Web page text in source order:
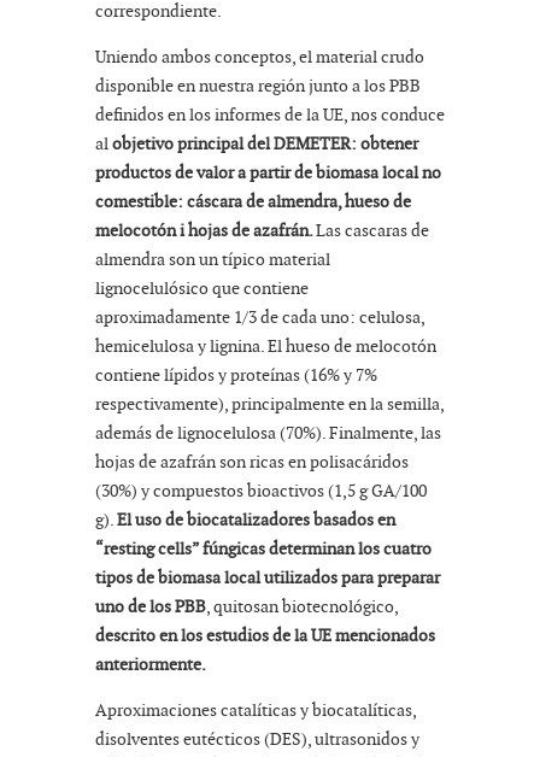
correspondiente.
Uniendo ambos conceptos, el material crudo
disponible en nuestra región junto a los PBB
definidos en los informes de la UE, nos conduce
alobjetivo principal del DEMETER: obtener
productos de valor a partir de biomasa local no
comestible: cáscara de almendra, hueso de
melocotón i hojas de azafrán.Las cascaras de
almendra son un típico material
lignocelulósico que contiene
aproximadamente 1/3 de cada uno: celulosa,
hemicelulosa y lignina. El hueso de melocotón
contiene lípidos y proteínas (16% y 7%
respectivamente), principalmente en la semilla,
además de lignocelulosa (70%). Finalmente, las
hojas de azafrán son ricas en polisacáridos
(30%) y compuestos bioactivos (1,5 g GA/100
g).El uso de biocatalizadores basados en
“resting cells” fúngicas determinan los cuatro
tipos de biomasa local utilizados para preparar
uno de los PBB, quitosan biotecnológico,
descrito en los estudios de la UE mencionados
anteriormente.
Aproximaciones catalíticas y biocatalíticas,
disolventes eutécticos (DES), ultrasonidos y